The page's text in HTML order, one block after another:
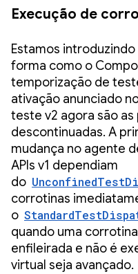
Execução de
Estamos
forma como o
temporização de
ativação anunciado
teste v2 agora são as
descontinuadas. A
mudança no agente
APIs v1 dependiam
do
corrotinas
o
quando uma
enfileirada e não é
virtual seja avançado.